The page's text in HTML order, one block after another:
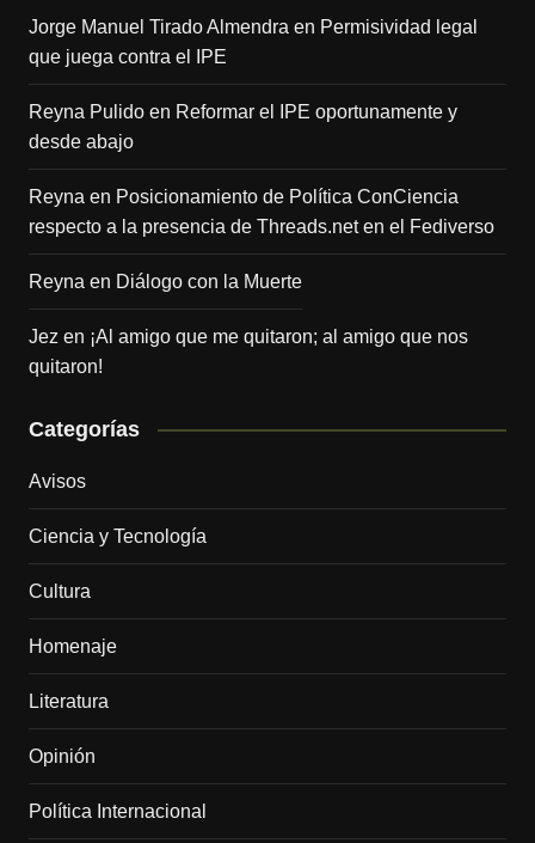
Jorge Manuel Tirado Almendra en Permisividad legal
que juega contra el IPE
Reyna Pulidoen Reformar el IPE oportunamente y
desde abajo
Reyna en Posicionamiento de Política ConCiencia
respecto a la presencia de Threads.net en el Fediverso
Reyna en Diálogo con la Muerte
Jez en ¡Al amigo que me quitaron; al amigo que nos
quitaron!
Categorías
Avisos
Ciencia y Tecnología
Cultura
Homenaje
Literatura
Opinión
Política Internacional